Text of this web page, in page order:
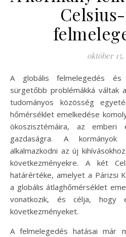
október 15,
A globális felmelegedés és a klímaváltozás egyre
sürgetőbb problémákká váltak
tudományos közösség
hőmérséklet emelkedése
ökoszisztémáira, az emberi
gazdaságra. A kormányok
alkalmazkodni az új
következményekre. A két
határértéke, amelyet a Párizsi
a globális átlaghőmérséklet
vonatkozik, és célja, hogy
következményeket.
A felmelegedés hatásai már